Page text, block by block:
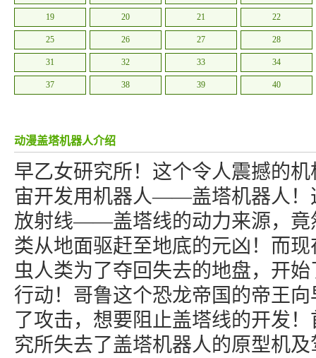
19 20 21 22
25 26 27 28
31 32 33 34
37 38 39 40
动漫盖塔机器人介绍
早乙女研究所！这个令人震撼的
宙开发用机器人——盖塔机器人！
放射线——盖塔线的动力来源，竟
类从地面驱赶至地底的元凶！而
虫人类为了夺回失去的地盘，开
行动！哥鲁这个恐龙帝国的帝王
了攻击，想要阻止盖塔线的开发
究所失去了盖塔机器人的原型机